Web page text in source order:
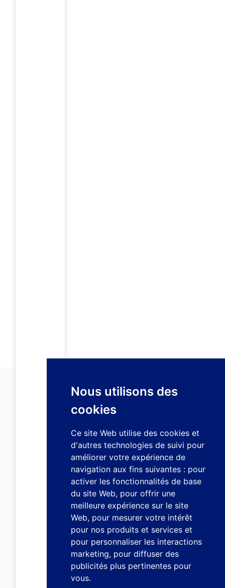
Nous utilisons des
cookies
Ce site Web utilise des cookies et
d'autres technologies de suivi pour
améliorer votre expérience de
navigation aux fins suivantes : pour
activer les fonctionnalités de base
du site Web, pour offrir une
meilleure expérience sur le site
Web, pour mesurer votre intérêt
pour nos produits et services et
pour personnaliser les interactions
marketing, pour diffuser des
publicités plus pertinentes pour
vous.